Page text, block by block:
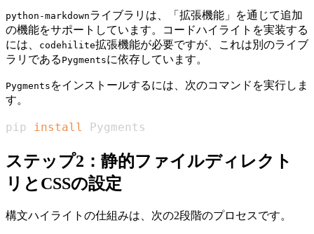
python-markdownライブラリは、「拡張機能」を通じて追加
の機能をサポートしています。コードハイライトを実装する
には、
codehilite拡張機能が必要ですが、これは別のライブ
ラリである Pygmentsに依存しています。
Pygments をインストールするには、次のコマンドを実行しま
す。
pip install Pygments
ステップ2：静的ファイルディレクト
リとCSSの設定
構文ハイライトの仕組みは、次の2段階のプロセスです。